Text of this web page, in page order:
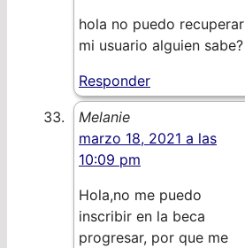
hola no puedo recuperar
mi usuario alguien sabe?
Responder
Melanie
marzo 18, 2021 a las
10:09 pm
Hola,no me puedo
inscribir en la beca
progresar, por que me